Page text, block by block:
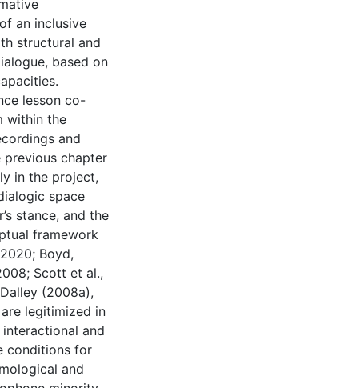
an inclusive
structural and
based on
lesson co-
within the
and
chapter
in the project,
space
stance, and the
framework
Boyd,
Scott et al.,
(2008a),
legitimized in
and
conditions for
and